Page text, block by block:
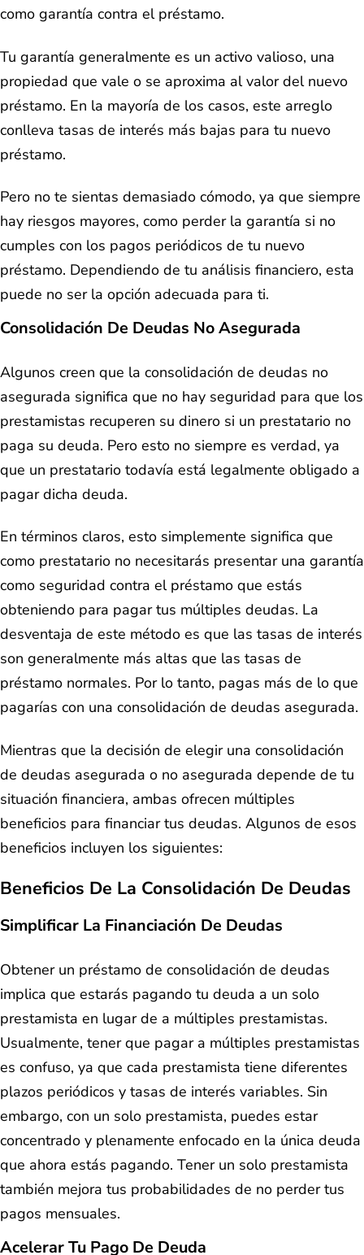
como garantía contra el préstamo.
Tu garantía generalmente es un activo valioso, una
propiedad que vale o se aproxima al valor del nuevo
préstamo. En la mayoría de los casos, este arreglo
conlleva tasas de interés más bajas para tu nuevo
préstamo.
Pero no te sientas demasiado cómodo, ya que siempre
hay riesgos mayores, como perder la garantía si no
cumples con los pagos periódicos de tu nuevo
préstamo. Dependiendo de tu análisis financiero, esta
puede no ser la opción adecuada para ti.
Consolidación De Deudas No Asegurada
Algunos creen que la consolidación de deudas no
asegurada significa que no hay seguridad para que los
prestamistas recuperen su dinero si un prestatario no
paga su deuda. Pero esto no siempre es verdad, ya
que un prestatario todavía está legalmente obligado a
pagar dicha deuda.
En términos claros, esto simplemente significa que
como prestatario no necesitarás presentar una garantía
como seguridad contra el préstamo que estás
obteniendo para pagar tus múltiples deudas. La
desventaja de este método es que las tasas de interés
son generalmente más altas que las tasas de
préstamo normales. Por lo tanto, pagas más de lo que
pagarías con una consolidación de deudas asegurada.
Mientras que la decisión de elegir una consolidación
de deudas asegurada o no asegurada depende de tu
situación financiera, ambas ofrecen múltiples
beneficios para financiar tus deudas. Algunos de esos
beneficios incluyen los siguientes:
Beneficios De La Consolidación De Deudas
Simplificar La Financiación De Deudas
Obtener un préstamo de consolidación de deudas
implica que estarás pagando tu deuda a un solo
prestamista en lugar de a múltiples prestamistas.
Usualmente, tener que pagar a múltiples prestamistas
es confuso, ya que cada prestamista tiene diferentes
plazos periódicos y tasas de interés variables. Sin
embargo, con un solo prestamista, puedes estar
concentrado y plenamente enfocado en la única deuda
que ahora estás pagando. Tener un solo prestamista
también mejora tus probabilidades de no perder tus
pagos mensuales.
Acelerar Tu Pago De Deuda